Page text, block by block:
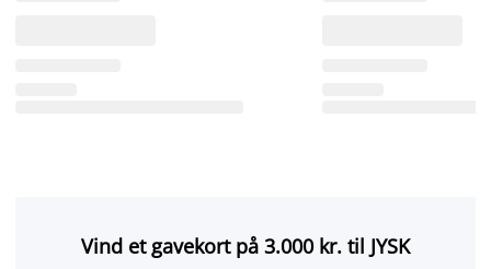
Vind et gavekort på 3.000 kr. til JYSK